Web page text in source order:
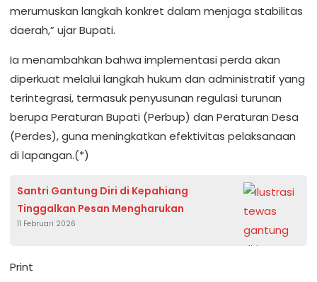
merumuskan langkah konkret dalam menjaga stabilitas
daerah,” ujar Bupati.
Ia menambahkan bahwa implementasi perda akan
diperkuat melalui langkah hukum dan administratif yang
terintegrasi, termasuk penyusunan regulasi turunan
berupa Peraturan Bupati (Perbup) dan Peraturan Desa
(Perdes), guna meningkatkan efektivitas pelaksanaan
di lapangan.(*)
Santri Gantung Diri di Kepahiang
Tinggalkan Pesan Mengharukan
11 Februari 2026
Print